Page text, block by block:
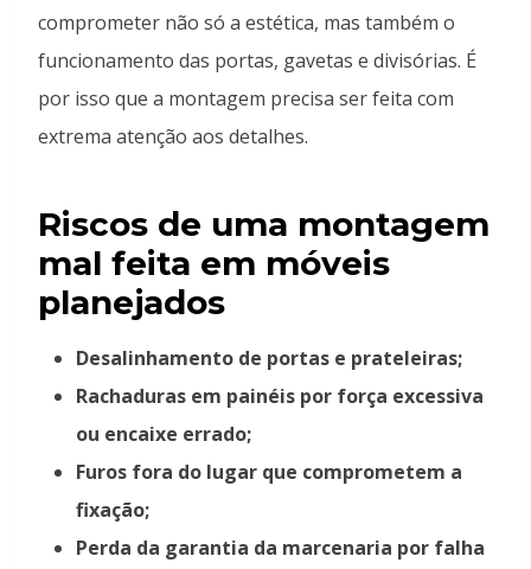
comprometer não só a estética, mas também o
funcionamento das portas, gavetas e divisórias. É
por isso que a montagem precisa ser feita com
extrema atenção aos detalhes.
Riscos de uma montagem
mal feita em móveis
planejados
Desalinhamento de portas e prateleiras;
Rachaduras em painéis por força excessiva
ou encaixe errado;
Furos fora do lugar que comprometem a
fixação;
Perda da garantia da marcenaria por falha